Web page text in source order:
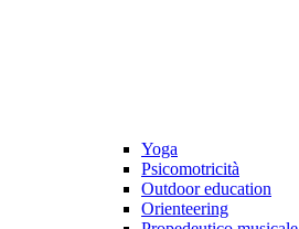
Yoga
Psicomotricità
Outdoor education
Orienteering